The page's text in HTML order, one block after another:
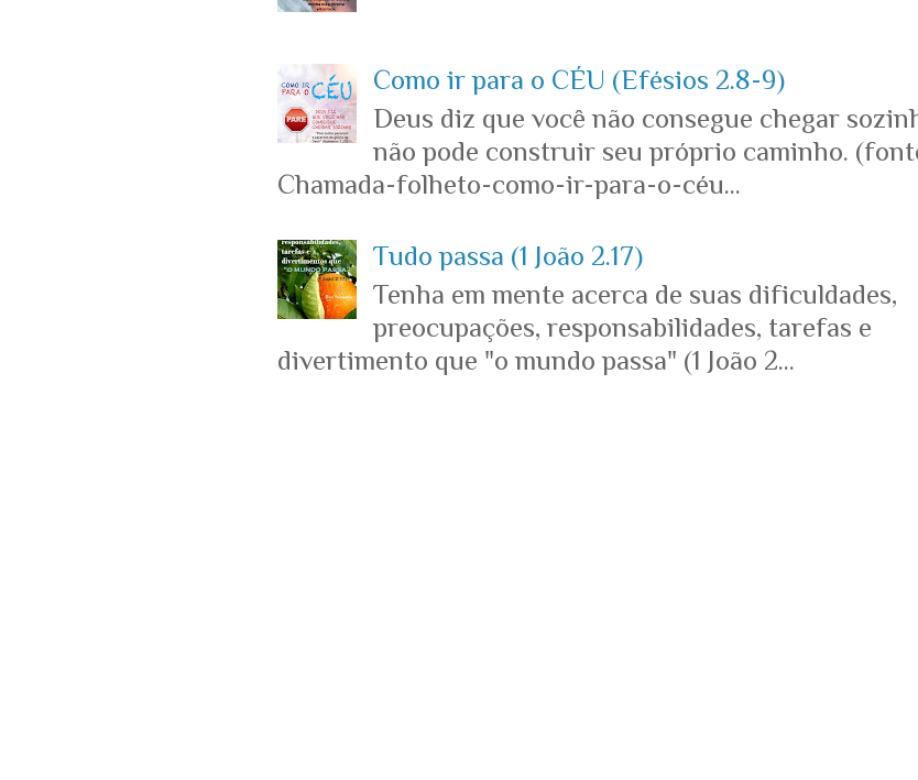
Como ir para o CÉU (Efésios 2.8-9)
Deus diz que você não consegue chegar
não pode construir seu próprio caminho.
Chamada-folheto-como-ir-para-o-céu...
Tudo passa (1 João 2.17)
Tenha em mente acerca de suas dificuldades,
preocupações, responsabilidades, tarefas e
divertimento que "o mundo passa" (1 João 2...